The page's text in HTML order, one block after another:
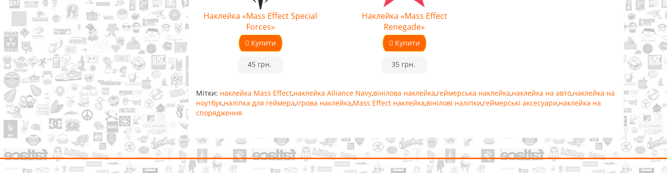
Наклейка «Mass Effect Special
Forces»
Купити
45 грн.
Наклейка «Mass Effect
Renegade»
Купити
35 грн.
Мітки: наклейка Mass Effect,наклейка Alliance Navy,вінілова наклейка,геймерська наклейка,наклейка на авто,наклейка на
ноутбук,наліпка для геймера,ігрова наклейка,Mass Effect наклейка,вінілові наліпки,геймерські аксесуари,наклейка на
спорядження